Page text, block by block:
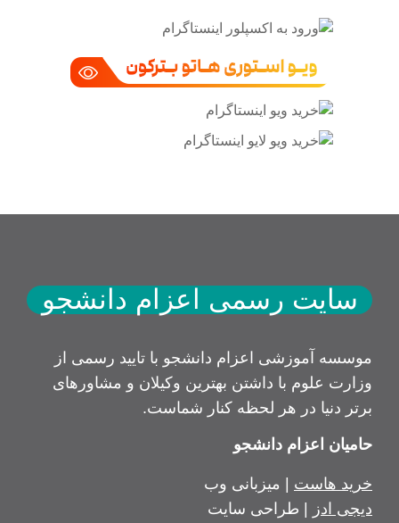
سایت رسمی اعزام دانشجو
موسسه آموزشی اعزام دانشجو با تایید رسمی از
وزارت علوم با داشتن بهترین وکیلان و مشاورهای
برتر دنیا در هر لحظه کنار شماست.
حامیان اعزام دانشجو
خرید هاست | میزبانی وب
دیجی ادز | طراحی سایت